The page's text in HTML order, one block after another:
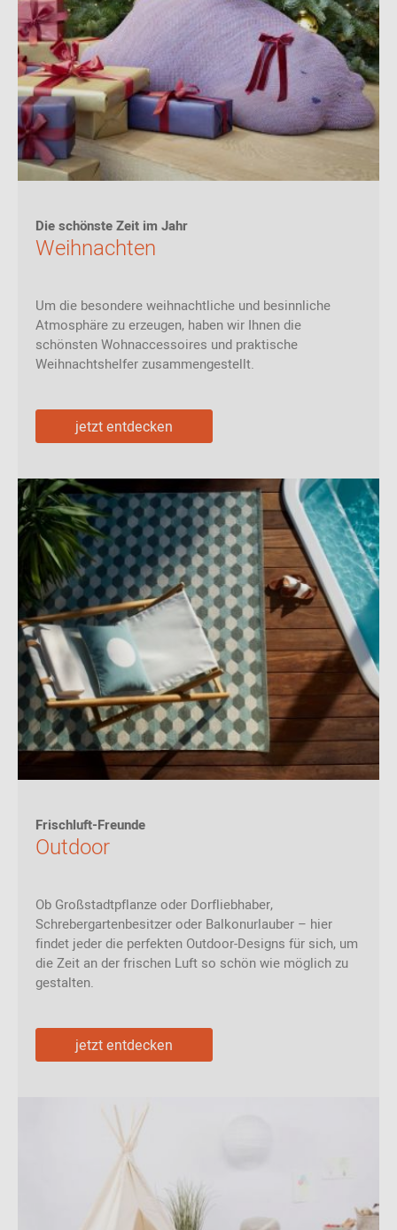
Die schönste Zeit im Jahr
Weihnachten
Um die besondere weihnachtliche und besinnliche
Atmosphäre zu erzeugen, haben wir Ihnen die
schönsten Wohnaccessoires und praktische
Weihnachtshelfer zusammengestellt.
jetzt entdecken
Frischluft-Freunde
Outdoor
Ob Großstadtpflanze oder Dorfliebhaber,
Schrebergartenbesitzer oder Balkonurlauber – hier
findet jeder die perfekten Outdoor-Designs für sich, um
die Zeit an der frischen Luft so schön wie möglich zu
gestalten.
jetzt entdecken